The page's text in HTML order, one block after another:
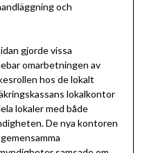
och
gjorde vissa
omarbetningen av
hos de lokalt
lokalkontor
lokaler med både
De nya kontoren